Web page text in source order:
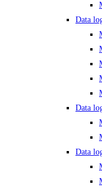
Data
Data
Data